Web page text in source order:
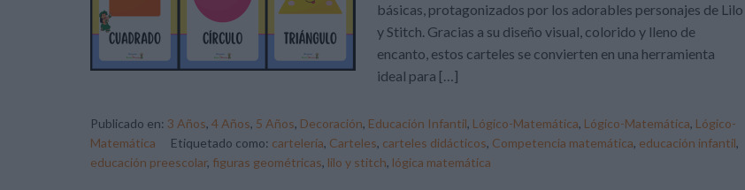
básicas, protagonizados por los adorables personajes de Lilo
y Stitch. Gracias a su diseño visual, colorido y lleno de
encanto, estos carteles se convierten en una herramienta
ideal para […]
Publicado en: 3 Años, 4 Años, 5 Años, Decoración, Educación Infantil, Lógico-Matemática, Lógico-Matemática, Lógico-
Matemática
Etiquetado como: cartelería, Carteles, carteles didácticos, Competencia matemática, educación infantil,
educación preescolar, figuras geométricas, lilo y stitch, lógica matemática